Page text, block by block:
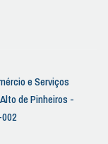
e Serviços
de Pinheiros -